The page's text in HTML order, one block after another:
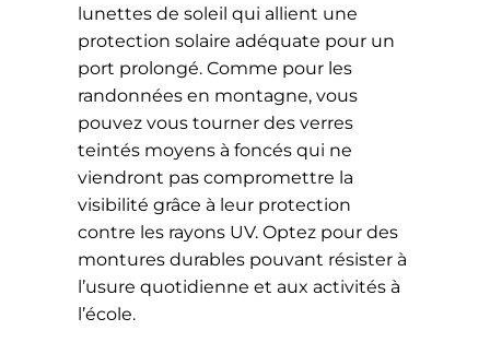
lunettes de soleil qui allient une
protection solaire adéquate pour un
port prolongé. Comme pour les
randonnées en montagne, vous
pouvez vous tourner des verres
teintés moyens à foncés qui ne
viendront pas compromettre la
visibilité grâce à leur protection
contre les rayons UV. Optez pour des
montures durables pouvant résister à
l’usure quotidienne et aux activités à
l’école.